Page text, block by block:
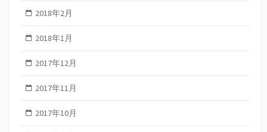
2018年2月
2018年1月
2017年12月
2017年11月
2017年10月